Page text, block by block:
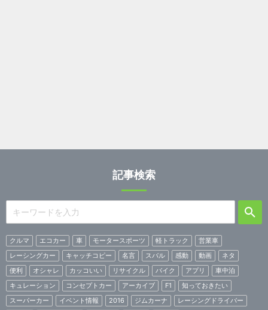
記事検索
クルマ エコカー 車 モータースポーツ 軽トラック
営業車
レーシングカー
キャッチコピー 名言 スバル 感動 動画
ネタ
便利
オシャレ カッコいい リサイクル バイク アプリ
車中泊
キュレーション
コンセプトカー アーカイブ F1
知っておきたい
スーパーカー
イベント情報 2016 ジムカーナ
レーシングドライバー